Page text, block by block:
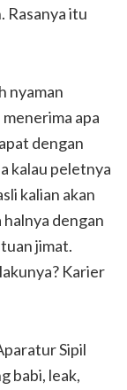
Rasanya itu
nyaman
apa
dengan
kalau peletnya
kalian akan
halnya dengan
jimat.
Karier
Sipil
babi, leak,